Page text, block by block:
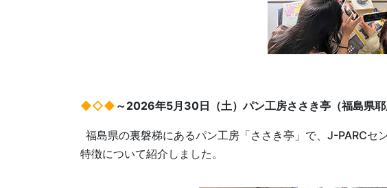
◆◇◆ ～2026年5月30日（土）パン工房ささき亭（福島県
福島県の裏磐梯にあるパン工房「ささき亭」で、J-PARC
特徴について紹介しました。